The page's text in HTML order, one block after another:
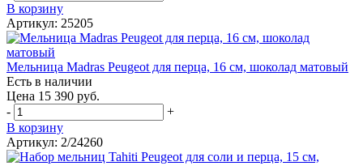
В корзину
Артикул: 25205
Мельница Madras Peugeot для перца, 16 см, шоколад матовый
Есть в наличии
Цена 15 390 руб.
-
+
В корзину
Артикул: 2/24260